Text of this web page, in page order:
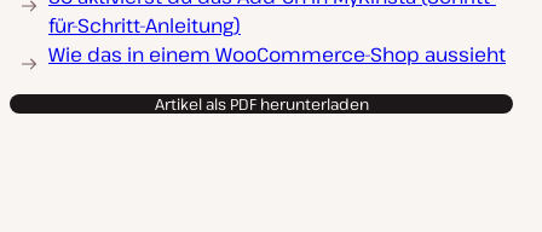
für-Schritt-Anleitung)
Wie das in einem WooCommerce-Shop aussieht
Artikel als PDF herunterladen